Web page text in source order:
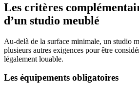
Les critères
d’un studio meublé
Au-delà de la surface minimale, un studio
plusieurs autres exigences pour être
légalement louable.
Les équipements obligatoires